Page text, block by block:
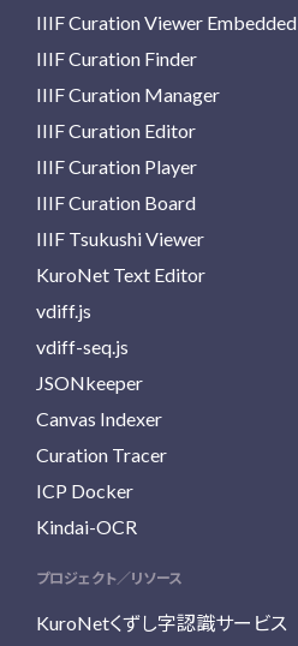
IIIF Curation Viewer Embedded
IIIF Curation Finder
IIIF Curation Manager
IIIF Curation Editor
IIIF Curation Player
IIIF Curation Board
IIIF Tsukushi Viewer
KuroNet Text Editor
vdiff.js
vdiff-seq.js
JSONkeeper
Canvas Indexer
Curation Tracer
ICP Docker
Kindai-OCR
プロジェクト／リソース
KuroNetくずし字認識サービス